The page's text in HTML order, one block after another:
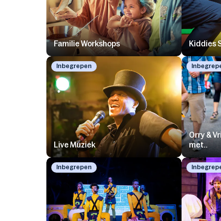
Familie Workshops Kiddies
Inbegrepen
Live Muziek
Orry &
met..
Inbegrepen